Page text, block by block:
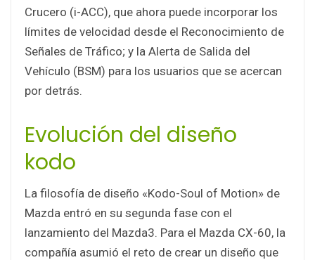
Crucero (i-ACC), que ahora puede incorporar los
límites de velocidad desde el Reconocimiento de
Señales de Tráfico; y la Alerta de Salida del
Vehículo (BSM) para los usuarios que se acercan
por detrás.
Evolución del diseño
kodo
La filosofía de diseño «Kodo-Soul of Motion» de
Mazda entró en su segunda fase con el
lanzamiento del Mazda3. Para el Mazda CX-60, la
compañía asumió el reto de crear un diseño que